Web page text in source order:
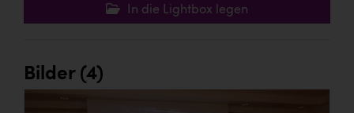
In die Lightbox legen
Bilder (4)